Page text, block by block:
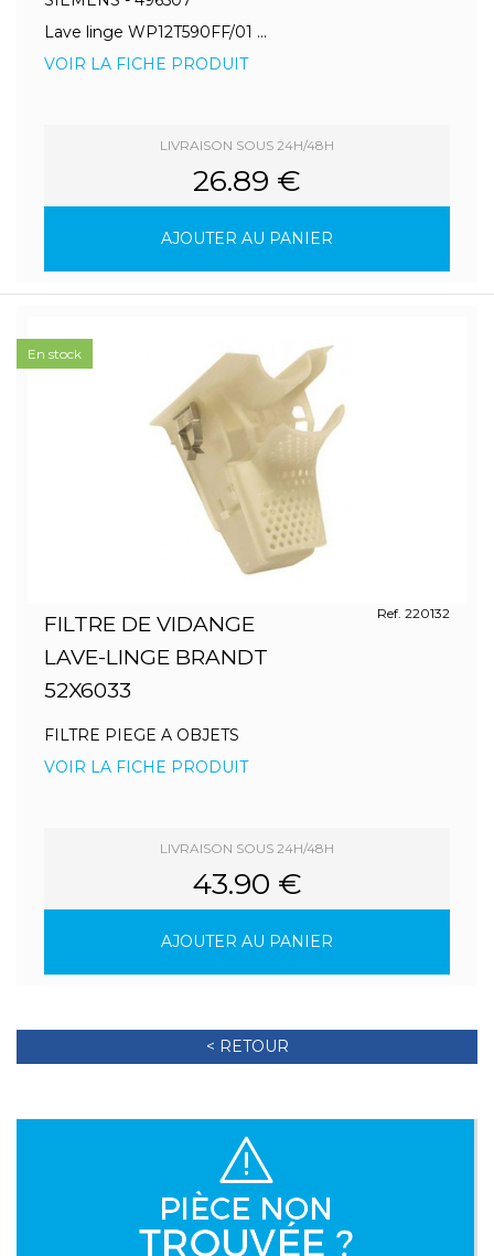
Lave linge WP12T590FF/01 ...
VOIR LA FICHE PRODUIT
LIVRAISON SOUS 24H/48H
26.89 €
AJOUTER AU PANIER
FILTRE DE VIDANGE
LAVE-LINGE BRANDT
52X6033
Ref. 220132
FILTRE PIEGE A OBJETS
VOIR LA FICHE PRODUIT
LIVRAISON SOUS 24H/48H
43.90 €
AJOUTER AU PANIER
En stock
< RETOUR